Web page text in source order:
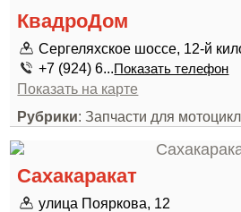
КвадроДом
Сергеляхское шоссе, 12-й
+7 (924) 6...Показать телефон
Показать на карте
Рубрики: Запчасти для
Сахакаракат
улица Пояркова, 12